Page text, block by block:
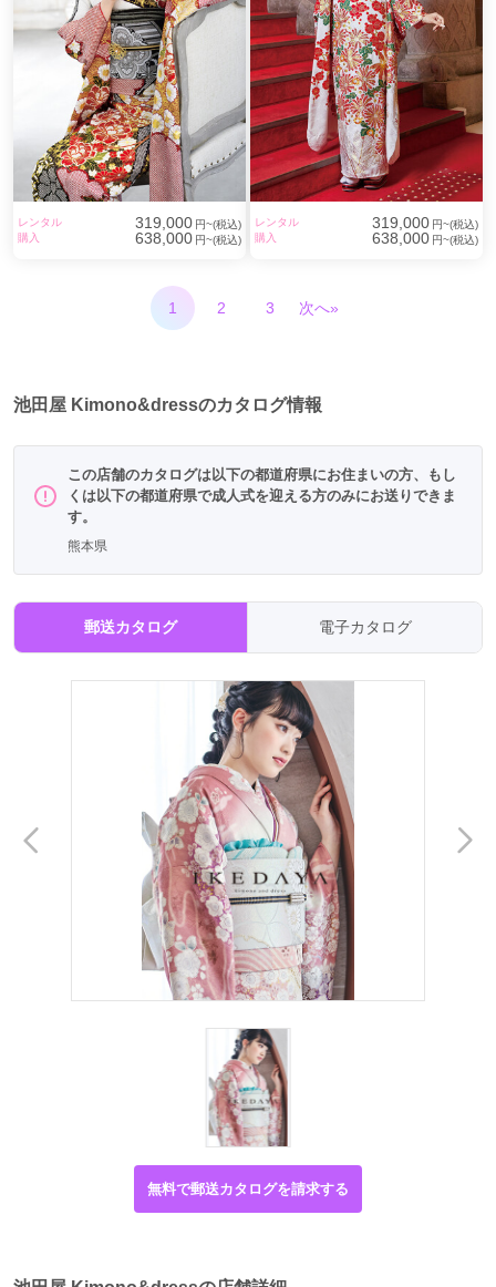
レンタル 319,000 円~(税込)
購入
638,000 円~(税込)
レンタル 319,000 円~(税込)
購入
638,000 円~(税込)
1 2 3 次へ»
池田屋 Kimono&dressのカタログ情報
この店舗のカタログは以下の都道府県にお住まいの方、もし
くは以下の都道府県で成人式を迎える方のみにお送りできま
す。
熊本県
郵送カタログ 電子カタログ
無料で郵送カタログを請求する